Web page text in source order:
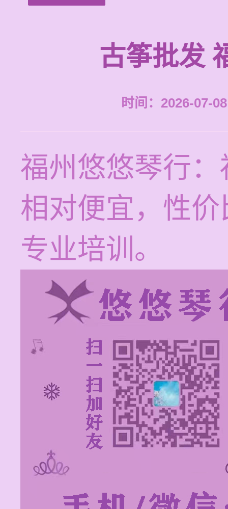
古筝批发
时间：2026-07-
福州悠悠琴行
相对便宜，性
专业培训。